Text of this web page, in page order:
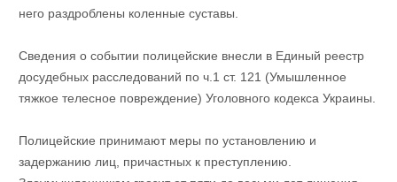
него раздроблены коленные суставы.
Сведения о событии полицейские внесли в Единый реестр
досудебных расследований по ч.1 ст. 121 (Умышленное
тяжкое телесное повреждение) Уголовного кодекса Украины.
Полицейские принимают меры по установлению и
задержанию лиц, причастных к преступлению.